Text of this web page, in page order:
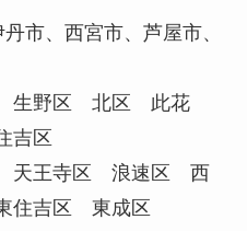
市、西宮市、芦屋市、
生野区 北区 此花
区
天王寺区 浪速区 西
吉区 東成区